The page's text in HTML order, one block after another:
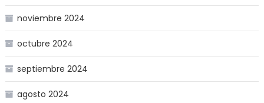
noviembre 2024
octubre 2024
septiembre 2024
agosto 2024